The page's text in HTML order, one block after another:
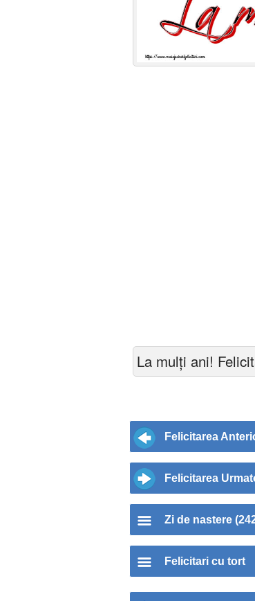
La mulți ani!
Felicitarea
Felicitarea
Zi de nastere
Felicitari cu tort